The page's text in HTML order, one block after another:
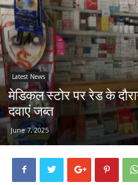
Latest News
मेडिकल स्टोर पर रेड के
दवाएं जब्त
June 7, 2025